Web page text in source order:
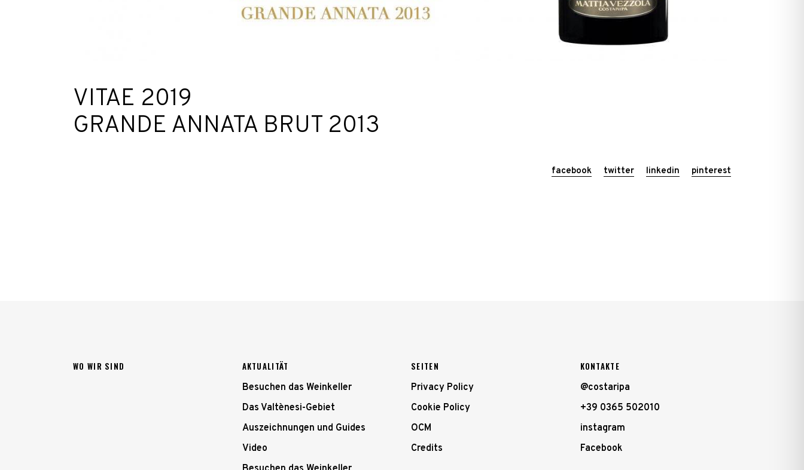
VITAE 2019
GRANDE ANNATA BRUT 2013
facebook twitter linkedin pinterest
WO WIR SIND
AKTUALITÄT
Besuchen das Weinkeller
Das Valtènesi-Gebiet
Auszeichnungen und Guides
Video
SEITEN
Privacy Policy
Cookie Policy
OCM
Credits
KONTAKTE
@costaripa
+39 0365 502010
instagram
Facebook